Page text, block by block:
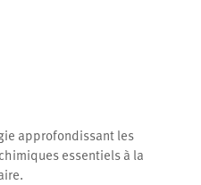
approfondissant les
essentiels à la